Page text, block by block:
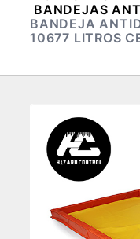
BANDEJAS
BANDEJA
10677 LITROS